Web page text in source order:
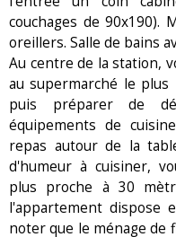
couchages de 90x190).
oreillers. Salle de bains
Au centre de la station,
au supermarché le
puis préparer de
équipements de
repas autour de la
d'humeur à cuisiner,
plus proche à 30
l'appartement dispose
noter que le ménage de